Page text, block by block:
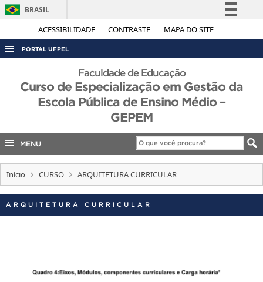
ACESSIBILIDADE CONTRASTE MAPA DO SITE
BRASIL
Simplifique!
Acesso à informação
Legislação
PORTAL UFPEL
ACESSO À INFORMAÇÃO
AUDITORIA
COBALTO
PORTARIAS
Faculdade de Educação
Curso de Especialização em Gestão da
Escola Pública de Ensino Médio –
GEPEM
MENU
Início CURSO ARQUITETURA CURRICULAR
ARQUITETURA CURRICULAR